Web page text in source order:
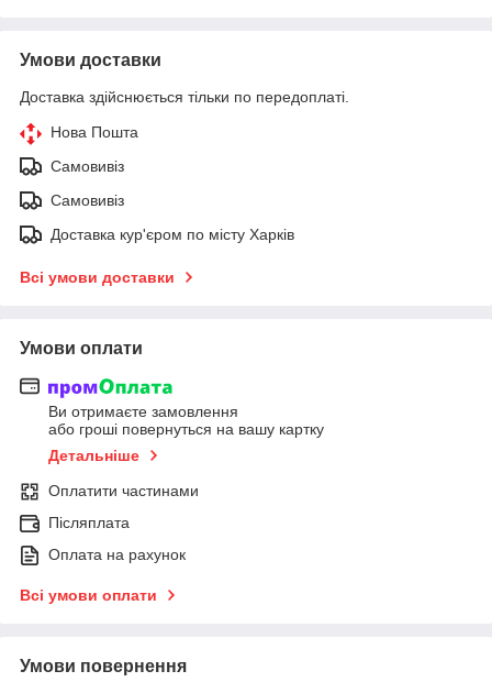
Умови доставки
Доставка здійснюється тільки по передоплаті.
Нова Пошта
Самовивіз
Самовивіз
Доставка кур'єром по місту Харків
Всі умови доставки
Умови оплати
Ви отримаєте замовлення
або гроші повернуться на вашу картку
Детальніше
Оплатити частинами
Післяплата
Оплата на рахунок
Всі умови оплати
Умови повернення